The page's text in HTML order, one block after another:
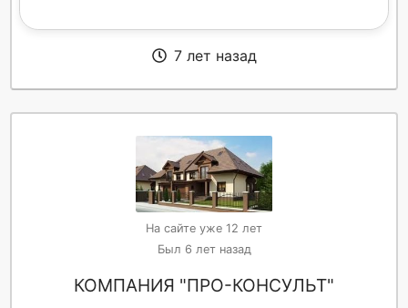
7 лет назад
На сайте уже 12 лет
Был 6 лет назад
КОМПАНИЯ "ПРО-КОНСУЛЬТ"